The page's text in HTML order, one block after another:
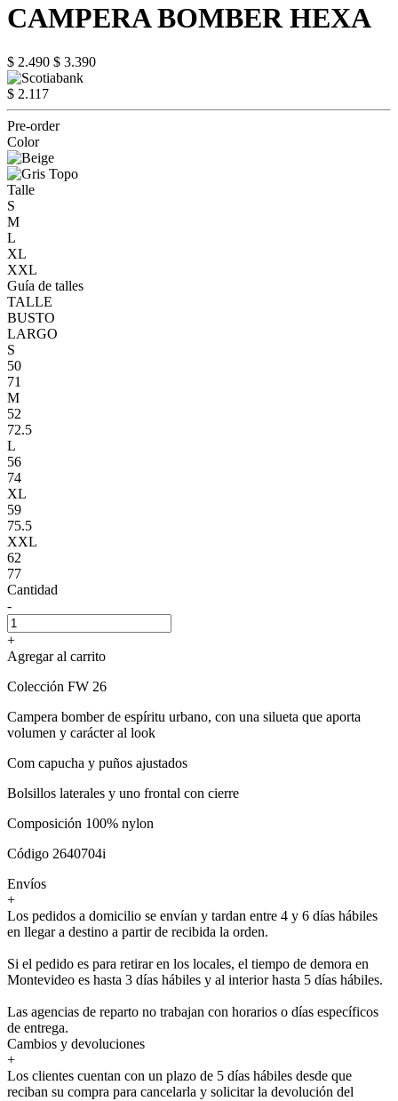
CAMPERA BOMBER HEXA
$ 2.490 $ 3.390
$ 2.117
Pre-order
Color
Talle
S
M
L
XL
XXL
Guía de talles
TALLE
BUSTO
LARGO
S
50
71
M
52
72.5
L
56
74
XL
59
75.5
XXL
62
77
Cantidad
-
+
Agregar al carrito
Colección FW 26
Campera bomber de espíritu urbano, con una silueta que aporta
volumen y carácter al look
Com capucha y puños ajustados
Bolsillos laterales y uno frontal con cierre
Composición 100% nylon
Código 2640704i
Envíos
+
Los pedidos a domicilio se envían y tardan entre 4 y 6 días hábiles
en llegar a destino a partir de recibida la orden.
Si el pedido es para retirar en los locales, el tiempo de demora en
Montevideo es hasta 3 días hábiles y al interior hasta 5 días hábiles.
Las agencias de reparto no trabajan con horarios o días específicos
de entrega.
Cambios y devoluciones
+
Los clientes cuentan con un plazo de 5 días hábiles desde que
reciban su compra para cancelarla y solicitar la devolución del